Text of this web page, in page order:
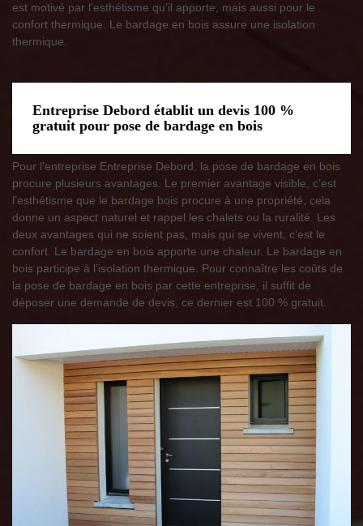
est motivé par l’esthétisme qu’il apporte, mais aussi pour le
confort thermique. Le bardage en bois assure une isolation
thermique.
Entreprise Debord établit un devis 100 %
gratuit pour pose de bardage en bois
Pour l’entreprise Entreprise Debord, la pose de bardage en bois
procure plusieurs avantages. Le premier avantage visible, c’est
l’esthétisme que le bardage bois procure à une propriété, cela
donne un aspect naturel et rappel les chalets ou la ruralité. Les
deux avantages qui ne soient pas, mais qui se vivent, c’est le
confort. Le bardage en bois apporte une chaleur. Le bardage en
bois participe à l’isolation thermique. Pour connaître les coûts de
la pose de bardage en bois par cette entreprise, il suffit de
déposer une demande de devis, ce dernier est 100 % gratuit.